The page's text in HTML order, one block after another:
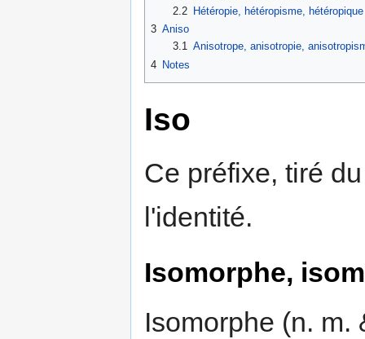
2.2
Hétéropie, hétéropisme, hétéropique
3 Aniso
3.1 Anisotrope, anisotropie,
4 Notes
Iso
Ce préfixe, tiré
l'identité.
Isomorphe,
Isomorphe (n. m.